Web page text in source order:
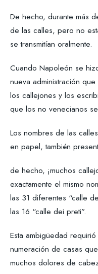
De hecho, durante más
de las calles, pero no
se transmitían oralmente.
Cuando Napoleón se
nueva administración
los callejones y los
que los no venecianos
Los nombres de las
en papel, también
de hecho, ¡muchos
exactamente el mismo
las 31 diferentes “calle
las 16 “calle dei preti”.
Esta ambigüedad
numeración de casas
muchos dolores de